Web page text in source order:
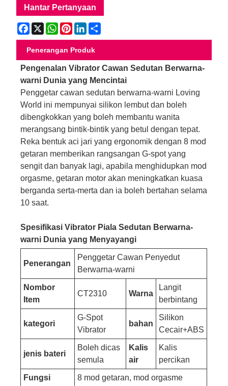
Hantar Pertanyaan
Facebook
X WhatsApp
Pinterest
LinkedIn
Penerangan Produk
Pengenalan Vibrator Cawan Sedutan Berwarna-
warni Dunia yang Mencintai
Penggetar cawan sedutan berwarna-warni Loving
World ini mempunyai silikon lembut dan boleh
dibengkokkan yang boleh membantu wanita
merangsang bintik-bintik yang betul dengan tepat.
Reka bentuk aci jari yang ergonomik dengan 8 mod
getaran memberikan rangsangan G-spot yang
sengit dan banyak lagi, apabila menghidupkan mod
orgasme, getaran motor akan meningkatkan kuasa
berganda serta-merta dan ia boleh bertahan selama
10 saat.
Spesifikasi Vibrator Piala Sedutan Berwarna-
warni Dunia yang Menyayangi
Penerangan
Penggetar Cawan Penyedut
Berwarna-warni
Nombor
Item
CT2310 Warna
Langit
berbintang
kategori
G-Spot
Vibrator
bahan
Silikon
Cecair+ABS
jenis bateri
Boleh dicas
semula
Kalis
air
Kalis
percikan
Fungsi 8 mod getaran, mod orgasme